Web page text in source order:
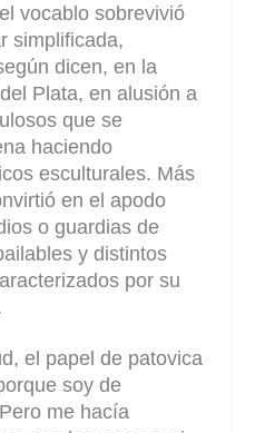
vocablo sobrevivió
simplificada,
dicen, en la
Plata, en alusión a
que se
haciendo
esculturales. Más
en el apodo
o guardias de
y distintos
por su
el papel de patovica
soy de
me hacía